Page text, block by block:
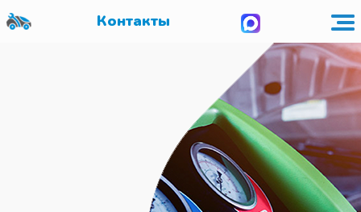
Контакты